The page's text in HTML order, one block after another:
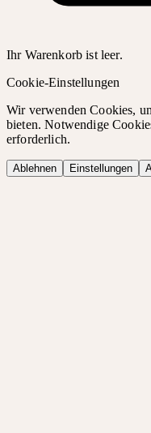
Ihr Warenkorb ist leer.
Cookie-Einstellungen
Wir verwenden Cookies,
bieten. Notwendige
erforderlich.
Ablehnen Einstellungen